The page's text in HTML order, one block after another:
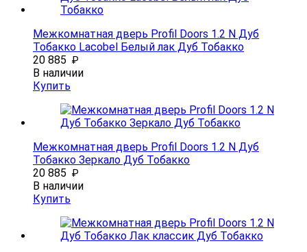
Межкомнатная дверь Profil Doors 1.2 N Дуб
Тобакко Lacobel Белый лак Дуб Тобакко
20 885 ₽
В наличии
Купить
Межкомнатная дверь Profil Doors 1.2 N Дуб
Тобакко Зеркало Дуб Тобакко
20 885 ₽
В наличии
Купить